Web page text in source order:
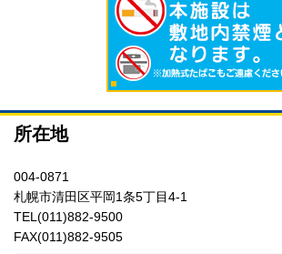
所在地
004-0871
札幌市清田区平岡1条5丁目4-1
TEL(011)882-9500
FAX(011)882-9505